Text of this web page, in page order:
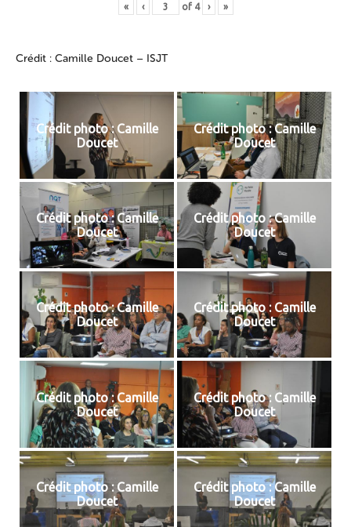
« ‹ of 4 › »
Crédit : Camille Doucet – ISJT
Crédit photo : Camille
Doucet
Crédit photo : Camille
Doucet
Crédit photo : Camille
Doucet
Crédit photo : Camille
Doucet
Crédit photo : Camille
Doucet
Crédit photo : Camille
Doucet
Crédit photo : Camille
Doucet
Crédit photo : Camille
Doucet
Crédit photo : Camille
Doucet
Crédit photo : Camille
Doucet